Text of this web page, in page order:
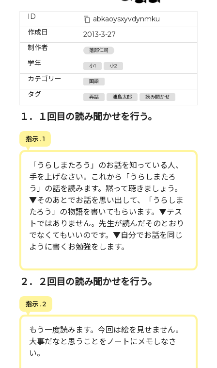
ID
abkaoysxyvdynmku
作成日
2013-3-27
制作者
落部仁司
学年 小1 小2
カテゴリー 国語
タグ 再話 浦島太郎 読み聞かせ
１．１回目の読み聞かせを行う。
指示 . 1
「うらしまたろう」のお話を知っている人、
手を上げなさい。これから「うらしまたろ
う」の話を読みます。黙って聴きましょう。
▼そのあとでお話を思い出して、「うらしま
たろう」の物語を書いてもらいます。▼テス
トではありません。先生が読んだそのとおり
でなくてもいいのです。▼自分でお話を同じ
ように書くお勉強をします。
２．２回目の読み聞かせを行う。
指示 . 2
もう一度読みます。今回は絵を見せません。
大事だなと思うことをノートにメモしなさ
い。